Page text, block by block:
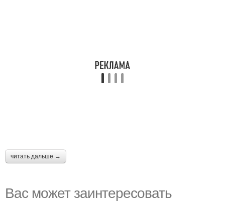
читать дальше →
Вас может заинтересовать